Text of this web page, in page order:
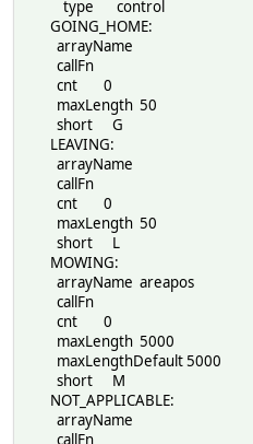
type control
GOING_HOME:
arrayName
callFn
cnt 0
maxLength 50
short G
LEAVING:
arrayName
callFn
cnt 0
maxLength 50
short L
MOWING:
arrayName areapos
callFn
cnt 0
maxLength 5000
maxLengthDefault 5000
short M
NOT_APPLICABLE:
arrayName